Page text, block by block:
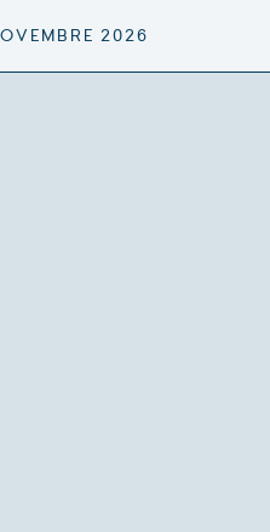
2026